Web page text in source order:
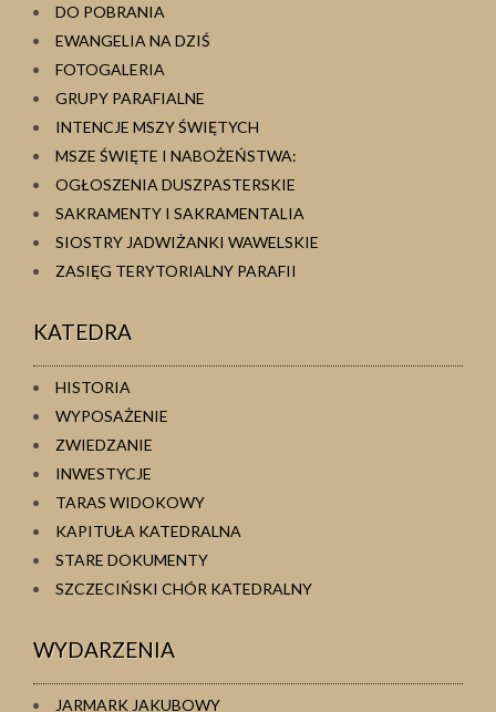
DO POBRANIA
EWANGELIA NA DZIŚ
FOTOGALERIA
GRUPY PARAFIALNE
INTENCJE MSZY ŚWIĘTYCH
MSZE ŚWIĘTE I NABOŻEŃSTWA:
OGŁOSZENIA DUSZPASTERSKIE
SAKRAMENTY I SAKRAMENTALIA
SIOSTRY JADWIŻANKI WAWELSKIE
ZASIĘG TERYTORIALNY PARAFII
KATEDRA
HISTORIA
WYPOSAŻENIE
ZWIEDZANIE
INWESTYCJE
TARAS WIDOKOWY
KAPITUŁA KATEDRALNA
STARE DOKUMENTY
SZCZECIŃSKI CHÓR KATEDRALNY
WYDARZENIA
JARMARK JAKUBOWY